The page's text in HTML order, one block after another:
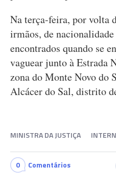
Na terça-feira, por volta
irmãos, de
encontrados quando se
vaguear junto à Estrada
zona do Monte Novo do
Alcácer do Sal, distrito
MINISTRA DA JUSTIÇA
0 Comentários